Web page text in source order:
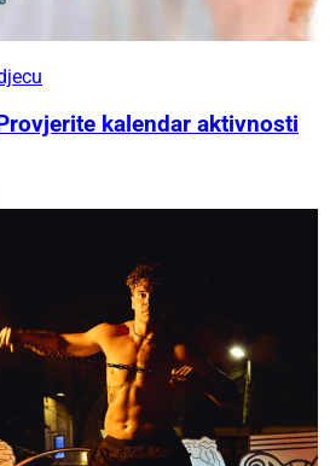
kalendar aktivnosti